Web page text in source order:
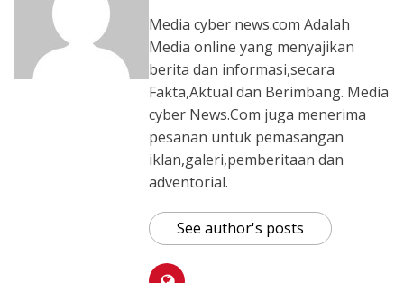
Media cyber news.com Adalah
Media online yang menyajikan
berita dan informasi,secara
Fakta,Aktual dan Berimbang. Media
cyber News.Com juga menerima
pesanan untuk pemasangan
iklan,galeri,pemberitaan dan
adventorial.
See author's posts